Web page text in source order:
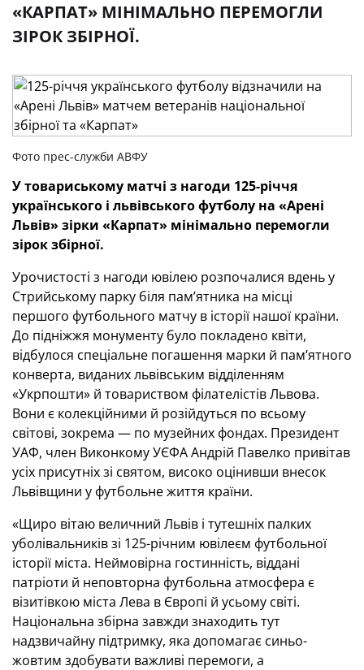
«КАРПАТ» МІНІМАЛЬНО ПЕРЕМОГЛИ
ЗІРОК ЗБІРНОЇ.
Фото прес-служби АВФУ
У товариському матчі з нагоди 125-річчя
українського і львівського футболу на «Арені
Львів» зірки «Карпат» мінімально перемогли
зірок збірної.
Урочистості з нагоди ювілею розпочалися вдень у
Стрийському парку біля пам’ятника на місці
першого футбольного матчу в історії нашої країни.
До підніжжя монументу було покладено квіти,
відбулося спеціальне погашення марки й пам’ятного
конверта, виданих львівським відділенням
«Укрпошти» й товариством філателістів Львова.
Вони є колекційними й розійдуться по всьому
світові, зокрема — по музейних фондах. Президент
УАФ, член Виконкому УЄФА Андрій Павелко привітав
усіх присутніх зі святом, високо оцінивши внесок
Львівщини у футбольне життя країни.
«Щиро вітаю величний Львів і тутешніх палких
уболівальників зі 125-річним ювілеєм футбольної
історії міста. Неймовірна гостинність, віддані
патріоти й неповторна футбольна атмосфера є
візитівкою міста Лева в Європі й усьому світі.
Національна збірна завжди знаходить тут
надзвичайну підтримку, яка допомагає синьо-
жовтим здобувати важливі перемоги, а